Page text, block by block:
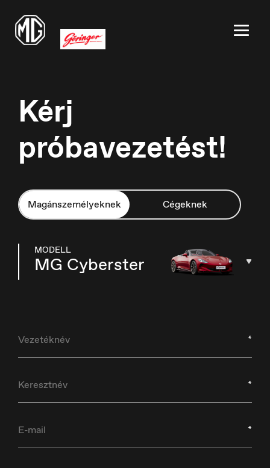
België
Belgique
Français
Hrvatski
Czech Republic
Kérj
próbavezetést!
Magánszemélyeknek Cégeknek
MODELL
MG Cyberster
*
*
*